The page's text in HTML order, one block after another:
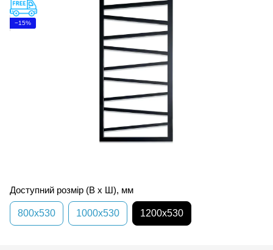
−15%
Доступний розмір (В x Ш), мм
800x530 1000x530 1200x530